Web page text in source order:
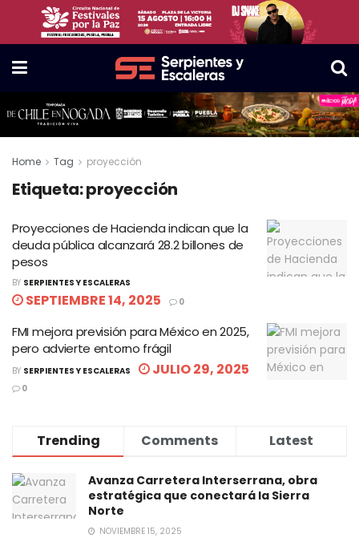
Home Tag proyección
Etiqueta:proyección
Proyecciones de Hacienda indican que la
deuda pública alcanzará 28.2 billones de
pesos
BY SERPIENTES Y ESCALERAS
SEPTIEMBRE 14, 2025 0
FMI mejora previsión para México en 2025,
pero advierte entorno frágil
BY SERPIENTES Y ESCALERAS JULIO 29, 2025
0
Trending Comments Latest
Avanza Carretera Interserrana, obra
estratégica que conectará la Sierra
Norte
NOVIEMBRE 15, 2025